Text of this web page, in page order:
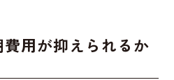
用が抑えられるか